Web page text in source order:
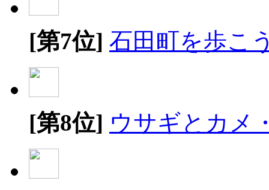
[第7位] 石田町を歩こ
[第8位] ウサギとカメ